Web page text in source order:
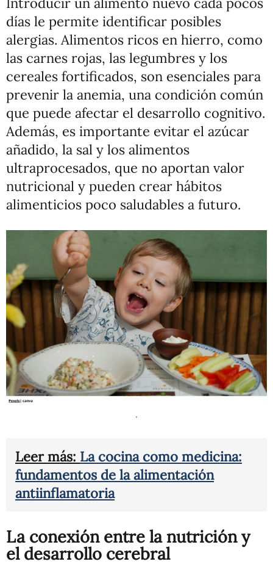
días le permite identificar posibles
alergias. Alimentos ricos en hierro, como
las carnes rojas, las legumbres y los
cereales fortificados, son esenciales para
prevenir la anemia, una condición común
que puede afectar el desarrollo cognitivo.
Además, es importante evitar el azúcar
añadido, la sal y los alimentos
ultraprocesados, que no aportan valor
nutricional y pueden crear hábitos
alimenticios poco saludables a futuro.
.
Leer más: La cocina como medicina:
fundamentos de la alimentación
antiinflamatoria
La conexión entre la nutrición y
el desarrollo cerebral